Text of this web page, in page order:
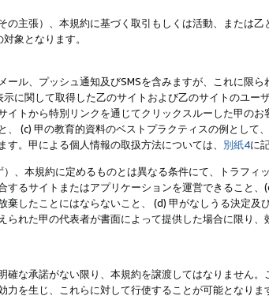
主張）、本規約に基づく取引もしくは活動、または
象となります。
ル、プッシュ通知及びSMSを含みますが、これに限
に関して取得した乙のサイトおよび乙のサイトのユー
トから特別リンクを通じてクリックスルーした甲の
(c) 甲の教育的資料のベストプラクティスの例として
。甲による個人情報の取扱方法については、 別紙4に
、本規約に定めるものとは異なる条件にて、トラフィ
るサイトまたはアプリケーションを運営できること
したことにはならないこと、 (d) 甲がなしうる決定及
れた甲の代表者が書面によって提供した場合に限り
な承諾がない限り、本規約を譲渡してはなりません
を生じ、これらに対して行使することが可能となりま